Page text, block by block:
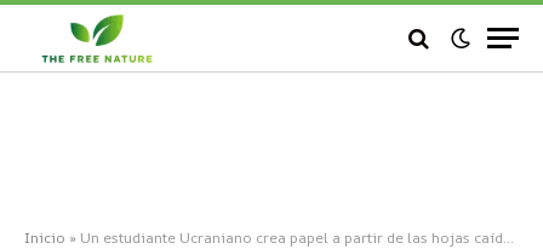
Inicio » Un estudiante Ucraniano crea papel a partir de las hojas caídas de árboles